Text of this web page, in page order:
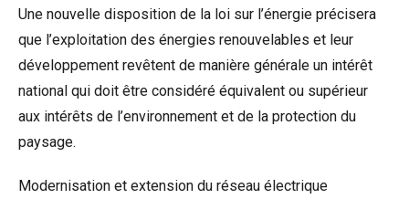
Une nouvelle disposition de la loi sur l’énergie précisera
que l’exploitation des énergies renouvelables et leur
développement revêtent de manière générale un intérêt
national qui doit être considéré équivalent ou supérieur
aux intérêts de l’environnement et de la protection du
paysage.
Modernisation et extension du réseau électrique